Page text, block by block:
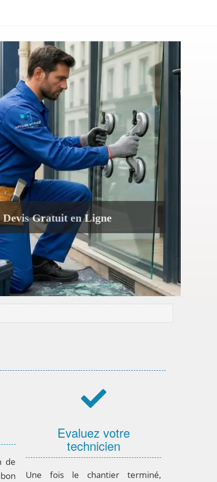
Devis Gratuit en Ligne
de
Evaluez votre
technicien
Une fois le chantier terminé,